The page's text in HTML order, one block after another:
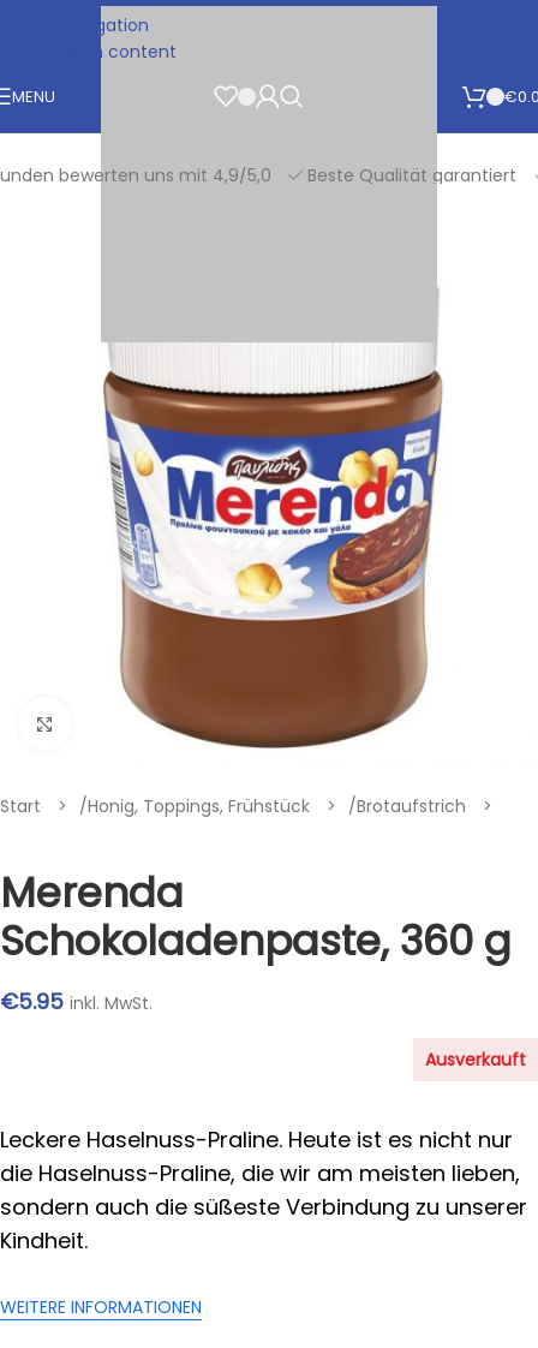
Skip to navigation
Skip to main content
MENU €
bewerten uns mit 4,9/5,0 Beste Qualität garantiert
Klik om te vergroten
Start /Honig, Toppings, Frühstück /Brotaufstrich
Merenda
Schokoladenpaste, 360 g
€5.95 inkl. MwSt.
Ausverkauft
Leckere Haselnuss-Praline. Heute ist es nicht nur
die Haselnuss-Praline, die wir am meisten lieben,
sondern auch die süßeste Verbindung zu unserer
Kindheit.
WEITERE INFORMATIONEN